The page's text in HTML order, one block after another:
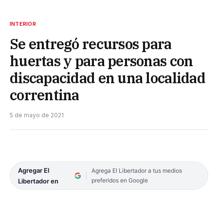
INTERIOR
Se entregó recursos para
huertas y para personas con
discapacidad en una localidad
correntina
5 de mayo de 2021
Agregar El
Libertador en
Agrega El Libertador a tus medios
preferidos en Google